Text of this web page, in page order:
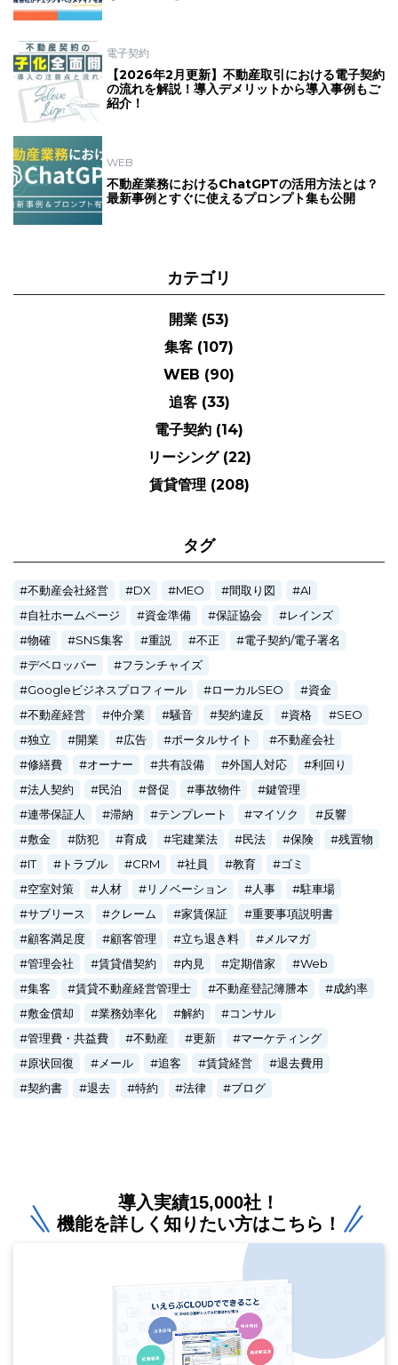
電子契約
【2026年2月更新】不動産取引における電子契約
の流れを解説！導入デメリットから導入事例もご
紹介！
WEB
不動産業務におけるChatGPTの活用方法とは？
最新事例とすぐに使えるプロンプト集も公開
カテゴリ
開業 (53)
集客 (107)
WEB (90)
追客 (33)
電子契約 (14)
リーシング (22)
賃貸管理 (208)
タグ
不動産会社経営 DX MEO 間取り図
AI
自社ホームページ
資金準備 保証協会
レインズ
物確
SNS集客 重説 不正
電子契約/電子署名
デベロッパー
フランチャイズ
Googleビジネスプロフィール
ローカルSEO
資金
不動産経営
仲介業 騒音 契約違反 資格
SEO
独立
開業 広告 ポータルサイト
不動産会社
修繕費
オーナー 共有設備 外国人対応
利回り
法人契約
民泊 督促 事故物件
鍵管理
連帯保証人
滞納 テンプレート マイソク
反響
敷金
防犯 育成 宅建業法 民法 保険
残置物
IT
トラブル CRM 社員 教育
ゴミ
空室対策
人材 リノベーション 人事
駐車場
サブリース
クレーム 家賃保証
重要事項説明書
顧客満足度
顧客管理 立ち退き料
メルマガ
管理会社
賃貸借契約 内見 定期借家
Web
集客
賃貸不動産経営管理士 不動産登記簿謄本
成約率
敷金償却
業務効率化 解約
コンサル
管理費・共益費
不動産 更新
マーケティング
原状回復
メール 追客 賃貸経営
退去費用
契約書
退去 特約 法律 ブログ
導入実績15,000社！
機能を詳しく知りたい方はこちら！